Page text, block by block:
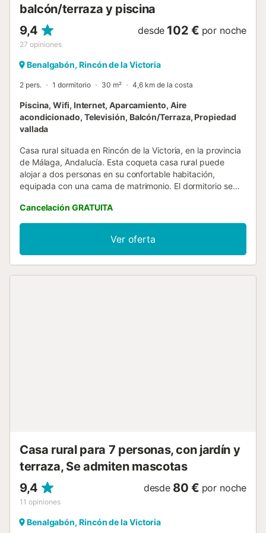
balcón/terraza y piscina
9,4
27 opiniones
desde 102 € por noche
Benalgabón, Rincón de la Victoria
2 pers. 1 dormitorio 30 m² 4,6 km de la costa
Piscina, Wifi, Internet, Aparcamiento, Aire
acondicionado, Televisión, Balcón/Terraza, Propiedad
vallada
Casa rural situada en Rincón de la Victoria, en la provincia
de Málaga, Andalucía. Esta coqueta casa rural puede
alojar a dos personas en su confortable habitación,
equipada con una cama de matrimonio. El dormitorio se
plato de ducha, un salón comedor y una cocina abierta. En
la misma parcela, tendrás a disposición otra zona de estar,
equipada con un espacioso salón comedor, con un rincón
cocina y amplios ventanales, para que disfrutes de las
magníficas vistas de los alrededores. Al ser dos edificios
Cancelación GRATUITA
Ver oferta
Casa rural para 7 personas, con jardín y
terraza, Se admiten mascotas
9,4
11 opiniones
desde 80 € por noche
Benalgabón, Rincón de la Victoria